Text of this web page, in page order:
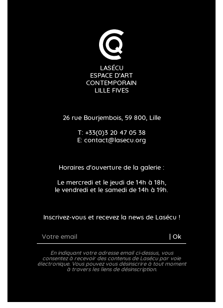
LASÉCU
ESPACE D’ART
CONTEMPORAIN
LILLE FIVES
26 rue Bourjembois, 59 800, Lille
T: +33(0)3 20 47 05 38
E: contact@lasecu.org
Horaires d'ouverture de la galerie :
Le mercredi et le jeudi de 14h à 18h,
le vendredi et le samedi de 14h à 19h.
Inscrivez-vous et recevez la news de Lasécu !
| Ok
En indiquant votre adresse email ci-dessus, vous
consentez à recevoir des contenus de Lasécu par voie
électronique. Vous pouvez vous désinscrire à tout moment
à travers les liens de désinscription.